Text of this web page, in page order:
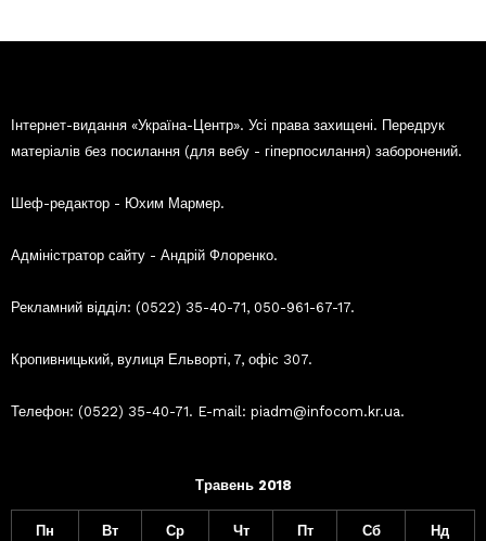
Інтернет-видання «Україна-Центр». Усі права захищені. Передрук
матеріалів без посилання (для вебу - гіперпосилання) заборонений.
Шеф-редактор - Юхим Мармер.
Адміністратор сайту - Андрій Флоренко.
Рекламний відділ: (0522) 35-40-71, 050-961-67-17.
Кропивницький, вулиця Ельворті, 7, офіс 307.
Телефон: (0522) 35-40-71. E-mail: piadm@infocom.kr.ua.
Травень 2018
Пн Вт Ср Чт Пт Сб Нд